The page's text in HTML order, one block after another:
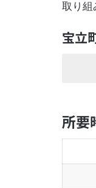
取り組
宝立
所要